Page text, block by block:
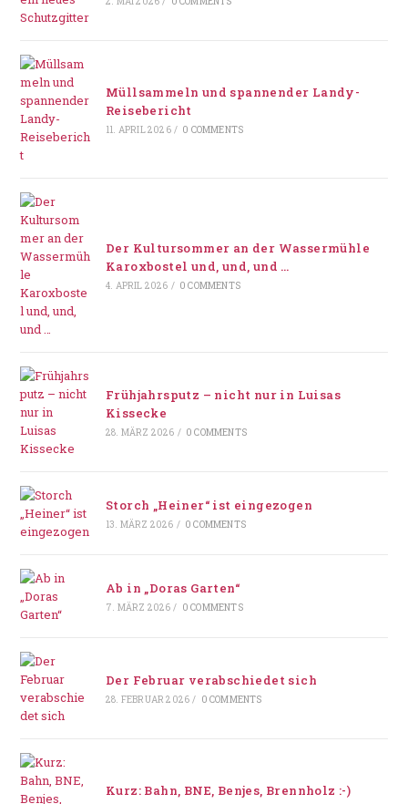
Müllsammeln und spannender Landy-
Reisebericht
11. APRIL 2026 / 0 COMMENTS
Der Kultursommer an der Wassermühle
Karoxbostel und, und, und …
4. APRIL 2026 / 0 COMMENTS
Frühjahrsputz – nicht nur in Luisas
Kissecke
28. MÄRZ 2026 / 0 COMMENTS
Storch „Heiner“ ist eingezogen
13. MÄRZ 2026 / 0 COMMENTS
Ab in „Doras Garten“
7. MÄRZ 2026 / 0 COMMENTS
Der Februar verabschiedet sich
28. FEBRUAR 2026 / 0 COMMENTS
Kurz: Bahn, BNE, Benjes, Brennholz :-)